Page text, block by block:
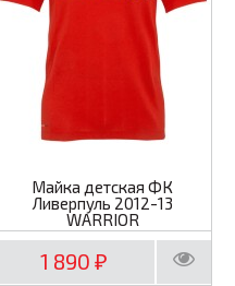
Майка детская ФК
Ливерпуль 2012-13
WARRIOR
1 890₽